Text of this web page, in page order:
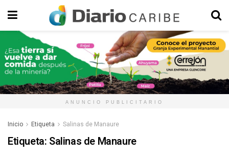
ANUNCIO PUBLICITARIO
Inicio Etiqueta Salinas de Manaure
Etiqueta: Salinas de Manaure